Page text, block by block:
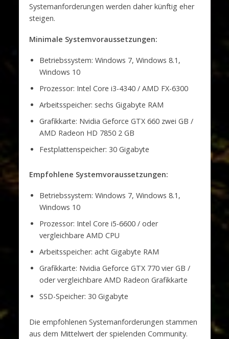
Systemanforderungen werden daher künftig eher
steigen.
Minimale Systemvoraussetzungen:
Betriebssystem: Windows 7, Windows 8.1,
Windows 10
Prozessor: Intel Core i3-4340 / AMD FX-6300
Arbeitsspeicher: sechs Gigabyte RAM
Grafikkarte: Nvidia Geforce GTX 660 zwei GB /
AMD Radeon HD 7850 2 GB
Festplattenspeicher: 30 Gigabyte
Empfohlene Systemvoraussetzungen:
Betriebssystem: Windows 7, Windows 8.1,
Windows 10
Prozessor: Intel Core i5-6600 / oder
vergleichbare AMD CPU
Arbeitsspeicher: acht Gigabyte RAM
Grafikkarte: Nvidia Geforce GTX 770 vier GB /
oder vergleichbare AMD Radeon Grafikkarte
SSD-Speicher: 30 Gigabyte
Die empfohlenen Systemanforderungen stammen
aus dem Mittelwert der spielenden Community.